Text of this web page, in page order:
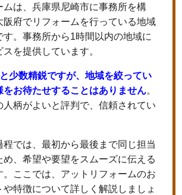
ムは、兵庫県尼崎市に事務所を構
阪府でリフォームを行っている地域
す。事務所から1時間以内の地域に
を提供しています。
少数精鋭ですが、地域を絞ってい
をお待たせすることはありません。
人柄がよいと評判で、信頼されてい
程では、最初から最後まで同じ担当
め、希望や要望をスムーズに伝える
。ここでは、アットリフォームのお
特徴について詳しく解説しましょ